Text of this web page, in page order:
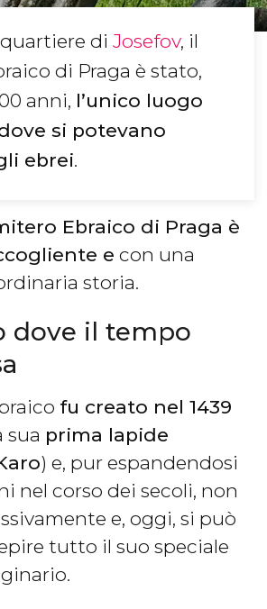
di Josefov, il
di Praga è stato,
anni, l’unico luogo
si potevano
ebrei.
Ebraico di Praga è
e con una
storia.
dove il tempo
fu creato nel 1439
sua prima lapide
) e, pur espandendosi
nel corso dei secoli, non
e, oggi, si può
tutto il suo speciale